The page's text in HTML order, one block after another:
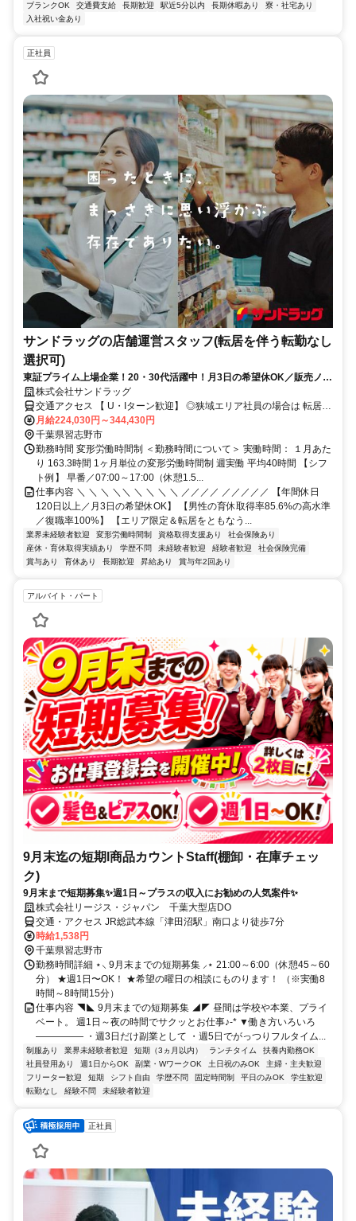
ブランクOK
交通費支給 長期歓迎 駅近5分以内 長期休暇あり
寮・社宅あり
入社祝い金あり
正社員
サンドラッグの店舗運営スタッフ(転居を伴う転勤なし
選択可)
東証プライム上場企業！20・30代活躍中！月3日の希望休OK／販売ノル
マなし／年収例32歳SV816万円／販促企画～商品管理など店舗運営がメ
インの仕事
株式会社サンドラッグ
交通アクセス 【 U・Iターン歓迎】 ◎狭域エリア社員の場合は 転居を
伴う転勤はありません。 ◎マイカー通勤OK
月給224,030円～344,430円
千葉県習志野市
勤務時間 変形労働時間制 ＜勤務時間について＞ 実働時間： １月あた
り 163.3時間 1ヶ月単位の変形労働時間制 週実働 平均40時間 【シフ
ト例】 早番／07:00～17:00（休憩1.5...
仕事内容 ＼ ＼ ＼ ＼＼ ＼ ＼ ＼ ＼ ／／／／ ／／／／／ 【年間休日
120日以上／月3日の希望休OK】 【男性の育休取得率85.6%の高水準
／復職率100%】 【エリア限定＆転居をともなう...
業界未経験者歓迎 変形労働時間制 資格取得支援あり
社会保険あり
産休・育休取得実績あり
学歴不問 未経験者歓迎 経験者歓迎
社会保険完備
賞与あり
育休あり 長期歓迎 昇給あり 賞与年2回あり
アルバイト・パート
9月末迄の短期l商品カウントStaff(棚卸・在庫チェッ
ク)
9月末まで短期募集✨週1日～プラスの収入にお勧めの人気案件✨
株式会社リージス・ジャパン 千葉大型店DO
交通・アクセス JR総武本線「津田沼駅」南口より徒歩7分
時給1,538円
千葉県習志野市
勤務時間詳細 ⋆⸜ 9月末までの短期募集 ⸝⋆ 21:00～6:00（休憩45～60
分） ★週1日〜OK！ ★希望の曜日の相談にものります！ （※実働8
時間～8時間15分）
仕事内容 ◥◣ 9月末までの短期募集 ◢◤ 昼間は学校や本業、プライ
ベート。 週1日～夜の時間でサクッとお仕事♪-* ▼働き方いろいろ
――――― ・週3日だけ副業として ・週5日でがっつりフルタイム...
制服あり 業界未経験者歓迎 短期（3ヵ月以内） ランチタイム
扶養内勤務OK
社員登用あり
週1日からOK 副業・WワークOK 土日祝のみOK
主婦・主夫歓迎
フリーター歓迎
短期 シフト自由 学歴不問 固定時間制 平日のみOK
学生歓迎
転勤なし
経験不問 未経験者歓迎
正社員